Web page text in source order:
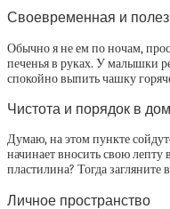
Своевременная и
Обычно я не ем по ночам,
печенья в руках. У малышки
спокойно выпить чашку
Чистота и порядок в
Думаю, на этом пункте
начинает вносить свою
пластилина? Тогда
Личное пространство